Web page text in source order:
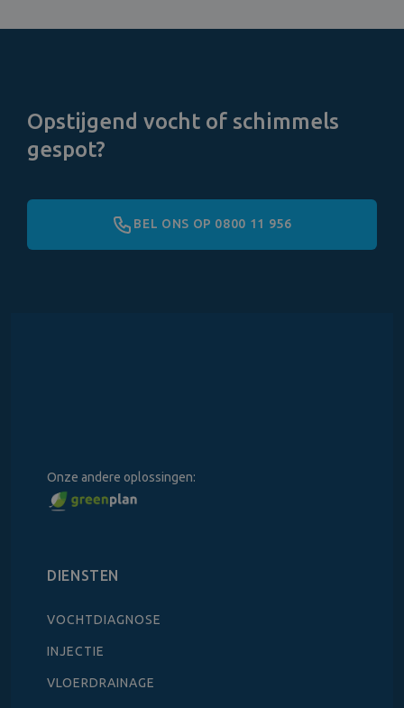
Opstijgend vocht of schimmels
gespot?
BEL ONS OP 0800 11 956
Onze andere oplossingen:
DIENSTEN
VOCHTDIAGNOSE
INJECTIE
VLOERDRAINAGE